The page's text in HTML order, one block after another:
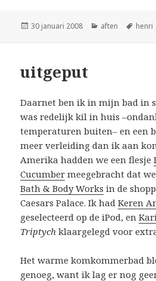
Geplaatst
30 januari 2008 Categorieën
aften Tags
henri
uitgeput
Daarnet ben ik in mijn bad in
was redelijk kil in huis
temperaturen buiten– en een
meer verleiding dan ik aan
Amerika hadden we een flesje
Cucumber meegebracht dat
Bath & Body Works in de
Caesars Palace. Ik hadKeren
geselecteerd op de iPod, en
Triptych klaargelegd voor
Het warme komkommerbad
genoeg, want ik lag er nog